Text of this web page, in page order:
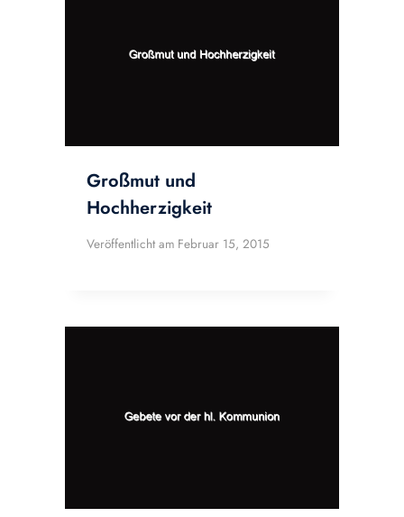
Großmut und
Hochherzigkeit
Veröffentlicht am Februar 15, 2015